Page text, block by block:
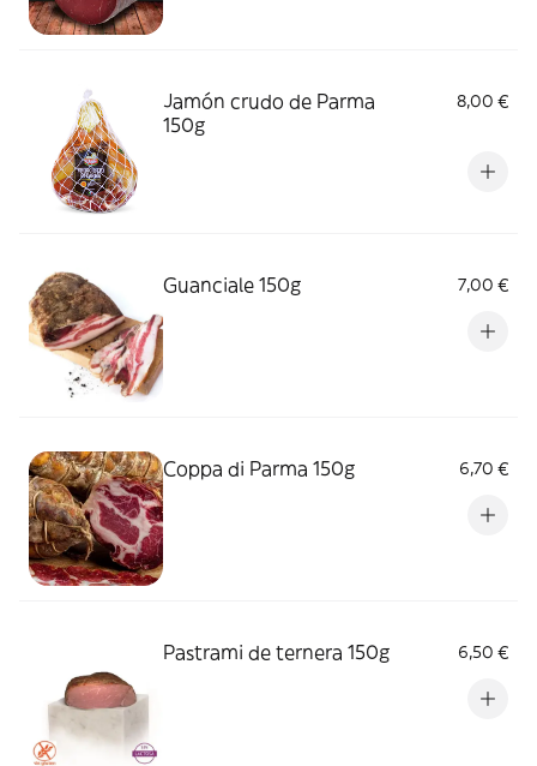
Jamón crudo de Parma
150g
8,00 €
Guanciale 150g 7,00 €
Coppa di Parma 150g 6,70 €
Pastrami de ternera 150g 6,50 €